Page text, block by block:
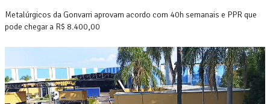
Metalúrgicos da Gonvarri aprovam acordo com 40h semanais e PPR que
pode chegar a R$ 8.400,00